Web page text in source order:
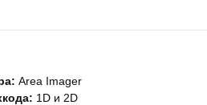
Area Imager
1D и 2D